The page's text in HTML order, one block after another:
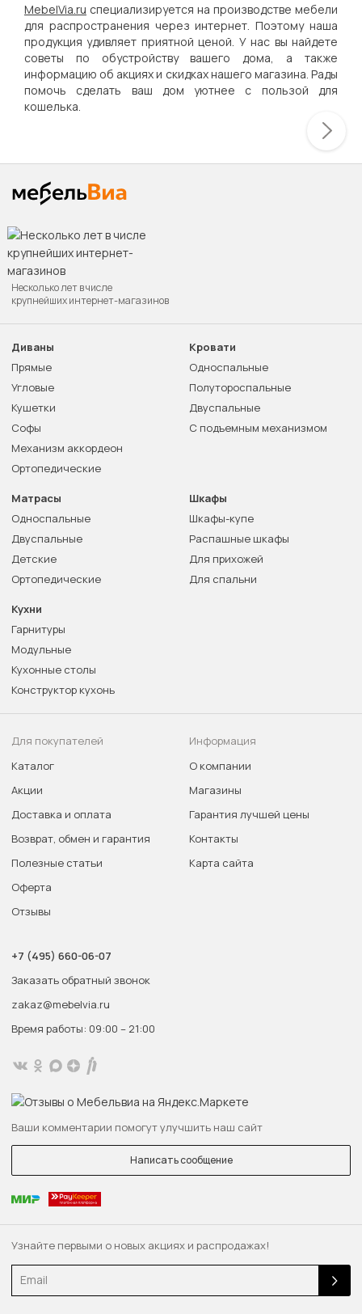
MebelVia.ru специализируется на производстве мебели
для распространения через интернет. Поэтому наша
продукция удивляет приятной ценой. У нас вы найдете
советы по обустройству вашего дома, а также
информацию об акциях и скидках нашего магазина. Рады
помочь сделать ваш дом уютнее с пользой для
кошелька.
Узнайте первыми о новых акциях и распродажах!
Email
Несколько лет в числе
крупнейших интернет-магазинов
Диваны
Прямые
Угловые
Кушетки
Софы
Механизм аккордеон
Ортопедические
Кровати
Односпальные
Полутороспальные
Двуспальные
С подъемным механизмом
Матрасы
Односпальные
Двуспальные
Детские
Ортопедические
Шкафы
Шкафы-купе
Распашные шкафы
Для прихожей
Для спальни
Кухни
Гарнитуры
Модульные
Кухонные столы
Конструктор кухонь
Для покупателей
Каталог
Акции
Доставка и оплата
Возврат, обмен и гарантия
Полезные статьи
Оферта
Отзывы
Информация
О компании
Магазины
Гарантия лучшей цены
Контакты
Карта сайта
+7 (495) 660-06-07
Заказать обратный звонок
zakaz@mebelvia.ru
Время работы: 09:00 – 21:00
Ваши комментарии помогут улучшить наш сайт
Написать сообщение